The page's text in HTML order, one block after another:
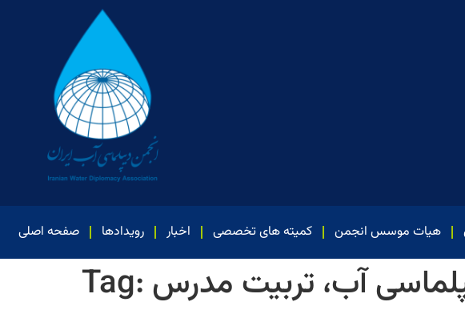
صفحه اصلی رویدادها اخبار کمیته های تخصصی هیات موسس انجمن
Tag: آب، تربیت مدرس